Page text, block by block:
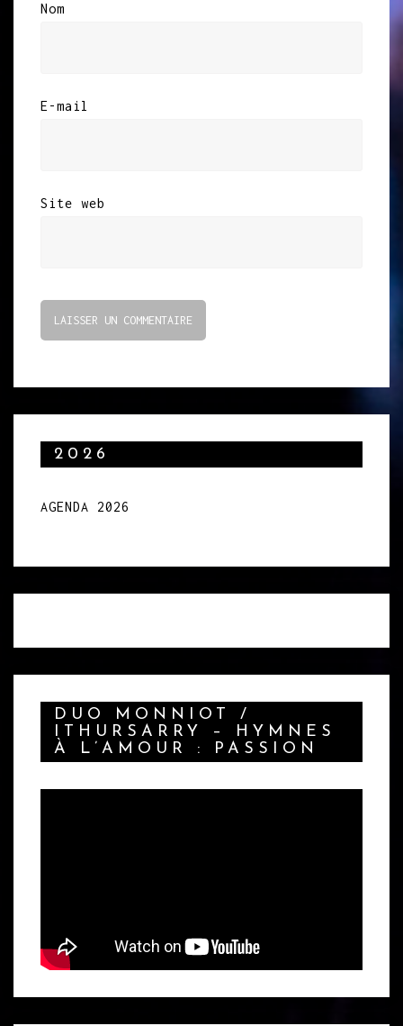
Nom
E-mail
Site web
2026
AGENDA 2026
DUO MONNIOT /
ITHURSARRY – HYMNES
À L’AMOUR : PASSION